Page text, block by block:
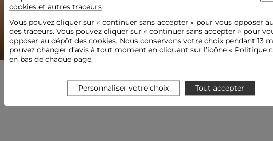
cookies et autres traceurs
Vous pouvez cliquer sur « continuer sans accepter » pour vous opposer
des traceurs. Vous pouvez cliquer sur « continuer sans accepter » pour
opposer au dépôt des cookies. Nous conservons votre choix pendant 13
pouvez changer d’avis à tout moment en cliquant sur l’icône « Politique
en bas de chaque page.
Personnaliser votre choix Tout accepter